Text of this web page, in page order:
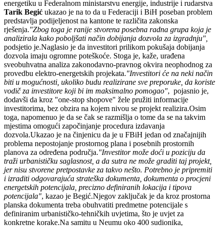
energetiku u Federalnom ministarstvu energije, industrije i rudarstva
Tarik Begić ukazao je na to da u Federaciji i BiH poseban problem
predstavlja podijeljenost na kantone te različita zakonska
rješenja."Zbog toga je ranije stvorena posebna radna grupa koja je
analizirala kako poboljšati način dobijanja dozvola za izgradnju",
podsjetio je.Naglasio je da investitori prilikom pokušaja dobijanja
dozvola imaju ogromne poteškoće. Stoga je, kaže, urađena
sveobuhvatna analiza zakonodavno-pravnog okvira neophodnog za
provedbu elektro-energetskih projekata."Investitori će na neki način
biti u mogućnosti, ukoliko budu realizirane sve preporuke, da koriste
vodič za investitore koji bi im maksimalno pomogao", pojasnio je,
dodavši da kroz "one-stop shopove" žele pružiti informacije
investitorima, bez obzira na kojem nivou se projekt realizira.Osim
toga, napomenuo je da se čak se razmišlja o tome da se na takvim
mjestima omogući započinjanje procedura izdavanja
dozvola.Ukazao je na činjenicu da je u FBiH jedan od značajnijih
problema nepostojanje prostornog plana i posebnih prostornih
planova za određena područja."Investitor može doći u poziciju da
traži urbanističku saglasnost, a da sutra ne može graditi taj projekt,
jer nisu stvorene pretpostavke za takvo nešto. Potrebno je pripremiti
i izraditi odgovarajuća strateška dokumenta, dokumenta o procjeni
energetskih potencijala, precizno definiranih lokacija i tipova
potencijala", kazao je Begić.Njegov zaključak je da kroz prostorna
planska dokumenta treba obuhvatiti predmetne potencijale s
definiranim urbanističko-tehničkih uvjetima, što je uvjet za
konkretne korake.Na samitu u Neumu oko 400 sudionika,